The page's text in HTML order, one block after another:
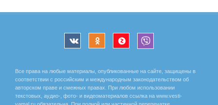
Все права на любые материалы, опубликованные на сайте, защищены в
соответствии с российским и международным законодательством об
авторском праве и смежных правах. При любом использовании
текстовых, аудио-, фото- и видеоматериалов ссылка на www.vesti-